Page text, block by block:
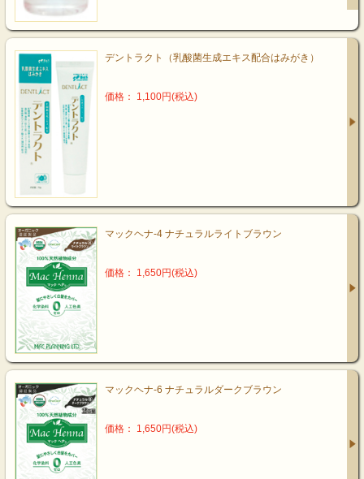
デントラクト（乳酸菌生成エキス配合はみがき）
価格： 1,100円(税込)
マックヘナ‐4 ナチュラルライトブラウン
価格： 1,650円(税込)
マックヘナ‐6 ナチュラルダークブラウン
価格： 1,650円(税込)